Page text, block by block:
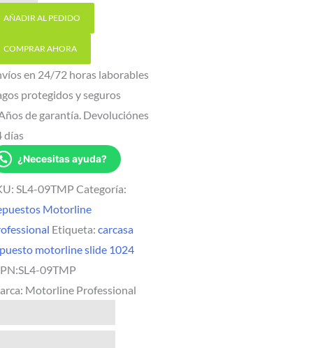
SLIDE
1024
AÑADIR AL PEDIDO
COMPRAR AHORA
en 24/72 horas laborables
protegidos y seguros
de garantía. Devoluciónes
días
¿Necesitas ayuda?
SL4-09TMP Categoría:
Motorline
Etiqueta: carcasa
motorline slide 1024
SL4-09TMP
Motorline Professional